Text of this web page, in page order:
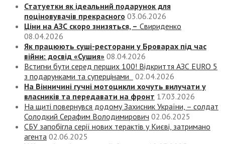
Статуетки як ідеальний подарунок для
поціновувачів прекрасного 03.06.2026
Ціни на АЗС скоро знизяться, – Свириденко
08.04.2026
Як працюють суші-ресторани у Броварах під час
війни: досвід «Сушия» 08.04.2026
Встигни бути серед перших 100! Відкриття АЗС EURO 5
з подарунками та суперцінами
02.04.2026
На Вінничині гучні мотоцикли хочуть вилучати у
власників та передавати на фронт 17.03.2026
На щиті повернувся додому Захисник України, – солдат
Солодкий Серафим Володимирович 02.06.2025
СБУ запобігла серії нових терактів у Києві, затримано
агента 02.06.2025